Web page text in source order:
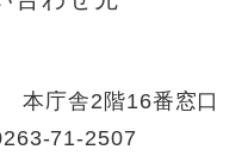
本庁舎2階16番窓口
71-2507